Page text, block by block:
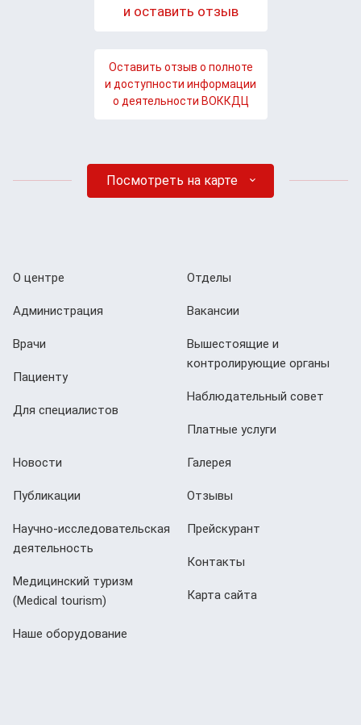
и оставить отзыв
Оставить отзыв о полноте
и доступности информации
о деятельности ВОККДЦ
Посмотреть на карте
О центре
Администрация
Врачи
Пациенту
Для специалистов
Отделы
Вакансии
Вышестоящие и
контролирующие органы
Наблюдательный совет
Платные услуги
Новости
Публикации
Научно-исследовательская
деятельность
Медицинский туризм
(Мedical tourism)
Наше оборудование
Галерея
Отзывы
Прейскурант
Контакты
Карта сайта